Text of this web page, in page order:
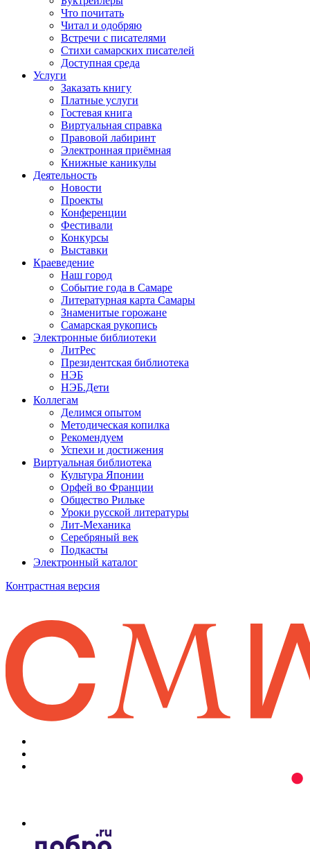
Что почитать
Читал и одобряю
Встречи с писателями
Стихи самарских писателей
Доступная среда
Услуги
Заказать книгу
Платные услуги
Гостевая книга
Виртуальная справка
Правовой лабиринт
Электронная приёмная
Книжные каникулы
Деятельность
Новости
Проекты
Конференции
Фестивали
Конкурсы
Выставки
Краеведение
Наш город
Событие года в Самаре
Литературная карта Самары
Знаменитые горожане
Самарская рукопись
Электронные библиотеки
ЛитРес
Президентская библиотека
НЭБ
НЭБ.Дети
Коллегам
Делимся опытом
Методическая копилка
Рекомендуем
Успехи и достижения
Виртуальная библиотека
Культура Японии
Орфей во Франции
Общество Рильке
Уроки русской литературы
Лит-Механика
Серебряный век
Подкасты
Электронный каталог
Контрастная версия